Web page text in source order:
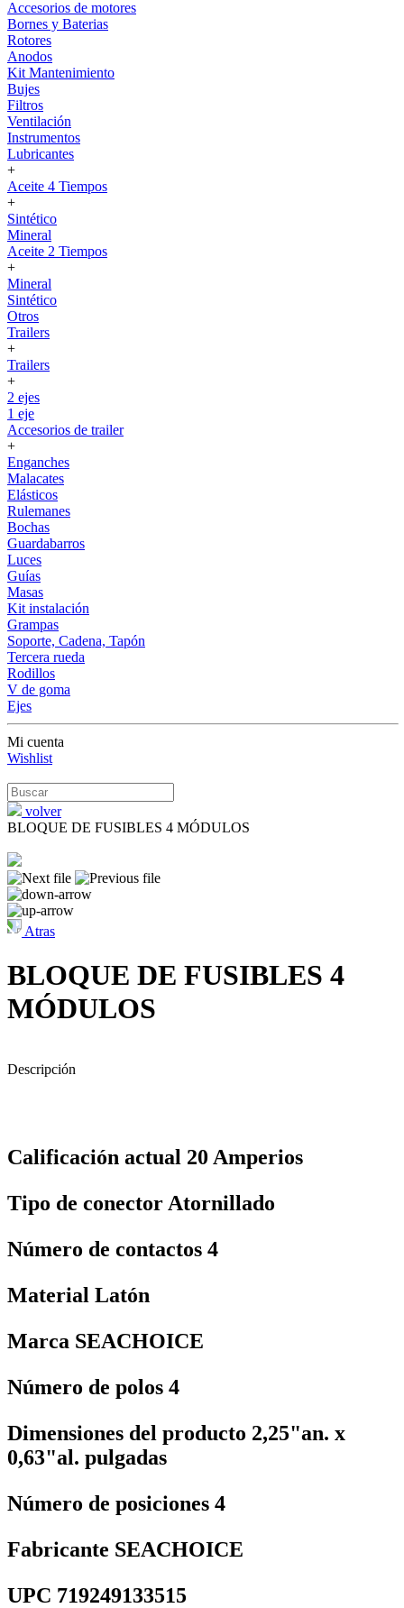
Accesorios de motores
Bornes y Baterias
Rotores
Anodos
Kit Mantenimiento
Bujes
Filtros
Ventilación
Instrumentos
Lubricantes
+
Aceite 4 Tiempos
+
Sintético
Mineral
Aceite 2 Tiempos
+
Mineral
Sintético
Otros
Trailers
+
Trailers
+
2 ejes
1 eje
Accesorios de trailer
+
Enganches
Malacates
Elásticos
Rulemanes
Bochas
Guardabarros
Luces
Guías
Masas
Kit instalación
Grampas
Soporte, Cadena, Tapón
Tercera rueda
Rodillos
V de goma
Ejes
Mi cuenta
Wishlist
volver
BLOQUE DE FUSIBLES 4 MÓDULOS
Atras
BLOQUE DE FUSIBLES 4
MÓDULOS
Descripción
Calificación actual ‎20 Amperios
Tipo de conector ‎Atornillado
Número de contactos ‎4
Material ‎Latón
Marca ‎SEACHOICE
Número de polos ‎4
Dimensiones del producto ‎2,25"an. x
0,63"al. pulgadas
Número de posiciones ‎4
Fabricante ‎SEACHOICE
UPC ‎719249133515